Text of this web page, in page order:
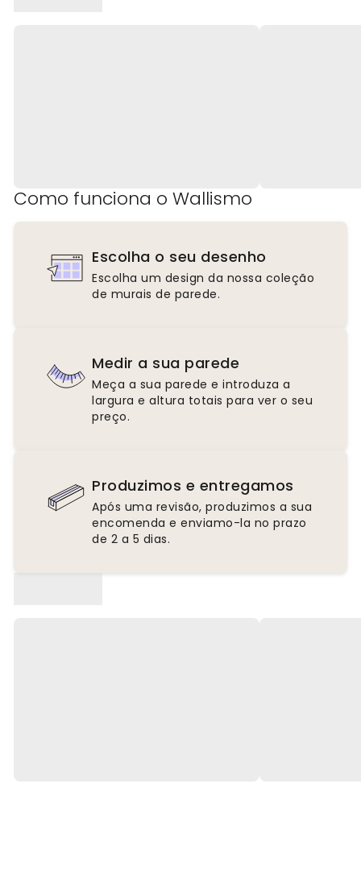
Como funciona o Wallismo
Escolha o seu desenho
Escolha um design da nossa coleção
de murais de parede.
Medir a sua parede
Meça a sua parede e introduza a
largura e altura totais para ver o seu
preço.
Produzimos e entregamos
Após uma revisão, produzimos a sua
encomenda e enviamo-la no prazo
de 2 a 5 dias.